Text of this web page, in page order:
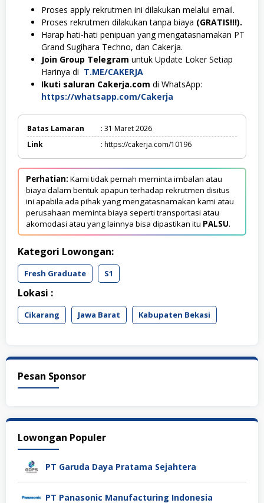
Proses apply rekrutmen ini dilakukan melalui email.
Proses rekrutmen dilakukan tanpa biaya (GRATIS!!!).
Harap hati-hati penipuan yang mengatasnamakan PT
Grand Sugihara Techno, dan Cakerja.
Join Group Telegram untuk Update Loker Setiap
Harinya di T.ME/CAKERJA
Ikuti saluran Cakerja.com di WhatsApp:
https://whatsapp.com/Cakerja
Batas Lamaran
: 31 Maret 2026
Link
: https://cakerja.com/10196
Perhatian: Kami tidak pernah meminta imbalan atau
biaya dalam bentuk apapun terhadap rekrutmen disitus
ini apabila ada pihak yang mengatasnamakan kami atau
perusahaan meminta biaya seperti transportasi atau
akomodasi atau yang lainnya bisa dipastikan itu PALSU.
Kategori Lowongan:
Fresh Graduate S1
Lokasi :
Cikarang Jawa Barat Kabupaten Bekasi
Pesan Sponsor
Lowongan Populer
PT Garuda Daya Pratama Sejahtera
PT Panasonic Manufacturing Indonesia